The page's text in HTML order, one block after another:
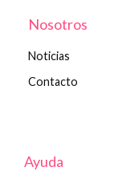
Nosotros
Noticias
Contacto
Ayuda